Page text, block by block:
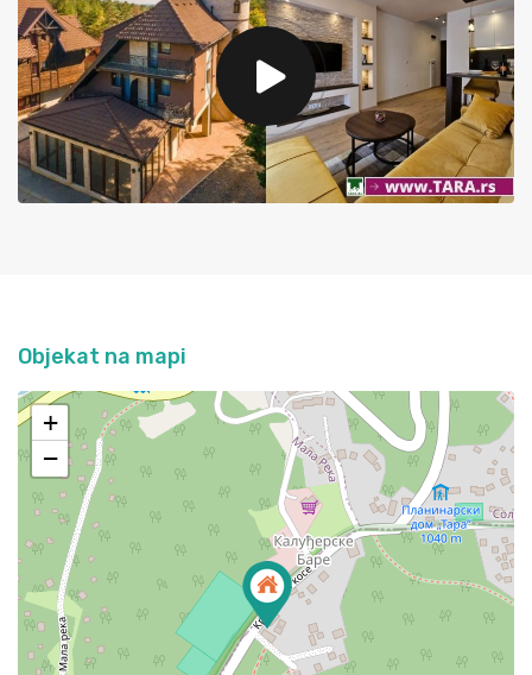
Objekat na mapi
+
−